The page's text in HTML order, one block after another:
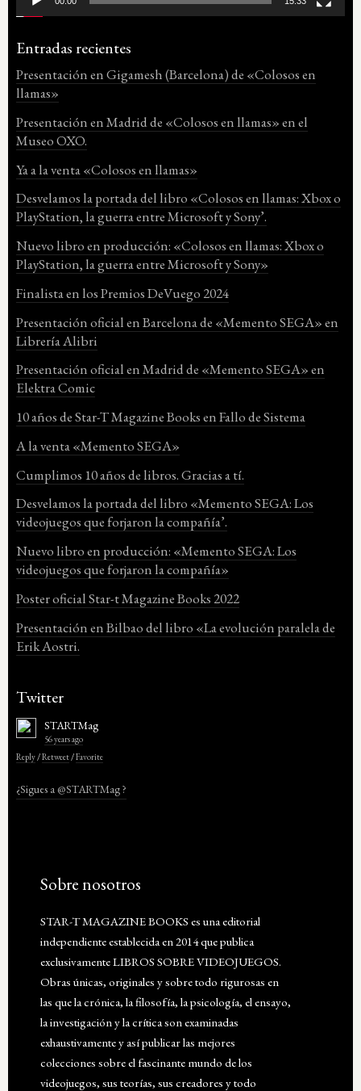
Entradas recientes
Presentación en Gigamesh (Barcelona) de «Colosos en
llamas»
Presentación en Madrid de «Colosos en llamas» en el
Museo OXO.
Ya a la venta «Colosos en llamas»
Desvelamos la portada del libro «Colosos en llamas: Xbox o
PlayStation, la guerra entre Microsoft y Sony’.
Nuevo libro en producción: «Colosos en llamas: Xbox o
PlayStation, la guerra entre Microsoft y Sony»
Finalista en los Premios DeVuego 2024
Presentación oficial en Barcelona de «Memento SEGA» en
Librería Alibri
Presentación oficial en Madrid de «Memento SEGA» en
Elektra Comic
10 años de Star-T Magazine Books en Fallo de Sistema
A la venta «Memento SEGA»
Cumplimos 10 años de libros. Gracias a tí.
Desvelamos la portada del libro «Memento SEGA: Los
videojuegos que forjaron la compañía’.
Nuevo libro en producción: «Memento SEGA: Los
videojuegos que forjaron la compañía»
Poster oficial Star-t Magazine Books 2022
Presentación en Bilbao del libro «La evolución paralela de
Erik Aostri.
Twitter
STARTMag
56 years ago
Reply/Retweet/Favorite
¿Sigues a @STARTMag ?
Sobre nosotros
STAR-T MAGAZINE BOOKS es una editorial
independiente establecida en 2014 que publica
exclusivamente LIBROS SOBRE VIDEOJUEGOS.
Obras únicas, originales y sobre todo rigurosas en
las que la crónica, la filosofía, la psicología, el ensayo,
la investigación y la crítica son examinadas
exhaustivamente y así publicar las mejores
colecciones sobre el fascinante mundo de los
videojuegos, sus teorías, sus creadores y todo